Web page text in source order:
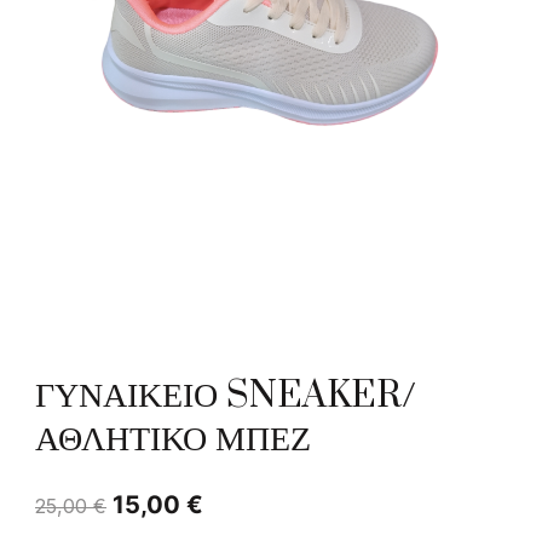
ΓΥΝΑΙΚΕΙΟ SNEAKER/
ΑΘΛΗΤΙΚΟ ΜΠΕΖ
25,00€ 15,00 €